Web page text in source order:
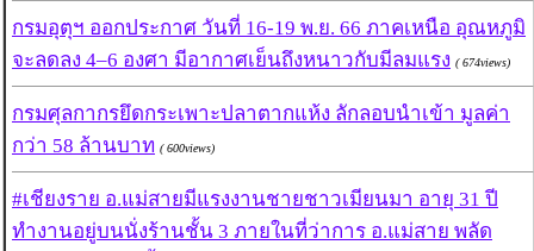
กรมอุตุฯ ออกประกาศ วันที่ 16-19 พ.ย. 66 ภาคเหนือ อุณหภูมิ
จะลดลง 4–6 องศา มีอากาศเย็นถึงหนาวกับมีลมแรง ( 674views)
กรมศุลกากรยึดกระเพาะปลาตากแห้ง ลักลอบนำเข้า มูลค่า
กว่า 58 ล้านบาท ( 600views)
#เชียงราย อ.แม่สายมีแรงงานชายชาวเมียนมา อายุ 31 ปี
ทำงานอยู่บนนั่งร้านชั้น 3 ภายในที่ว่าการ อ.แม่สาย พลัด